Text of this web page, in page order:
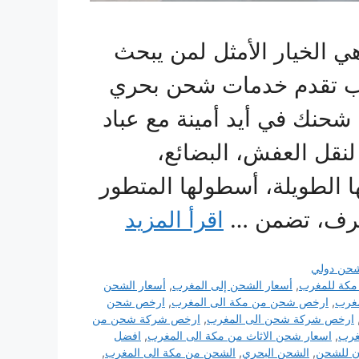
الخيار الأمثل لمن يبحث
تقدم خدمات شحن بحري
في أيد أمينة مع عباد
العفش، البضائع،
أسطولها المتطور
تضمن … اقرأ المزيد
دولي
للمغرب, أسعار الشحن إلى المغرب, أسعار الشحن
, ارخص شحن من مكة الى المغرب, ارخص شحن
, ارخص شركة شحن الى المغرب, ارخص شركة شحن من
, اسعار شحن الاثاث من مكة الى المغرب, افضل
للشحن, الشحن البحري, الشحن من مكة الى المغرب,